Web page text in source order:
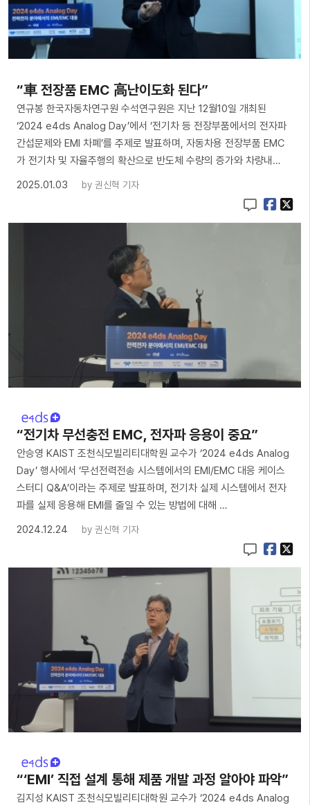
“車 전장품 EMC 高난이도화 된다”
연규봉 한국자동차연구원 수석연구원은 지난 12월10일 개최된
‘2024 e4ds Analog Day’에서 ‘전기차 등 전장부품에서의 전자파
간섭문제와 EMI 차폐’를 주제로 발표하며, 자동차용 전장부품 EMC
가 전기차 및 자율주행의 확산으로 반도체 수량의 증가와 차량내…
2025.01.03
by 권신혁 기자
“전기차 무선충전 EMC, 전자파 응용이 중요”
안승영 KAIST 조천식모빌리티대학원 교수가 ‘2024 e4ds Analog
Day’ 행사에서 ‘무선전력전송 시스템에서의 EMI/EMC 대응 케이스
스터디 Q&A’이라는 주제로 발표하며, 전기차 실제 시스템에서 전자
파를 실제 응용해 EMI를 줄일 수 있는 방법에 대해 …
2024.12.24
by 권신혁 기자
“‘EMI’ 직접 설계 통해 제품 개발 과정 알아야 파악”
김지성 KAIST 조천식모빌리티대학원 교수가 ‘2024 e4ds Analog